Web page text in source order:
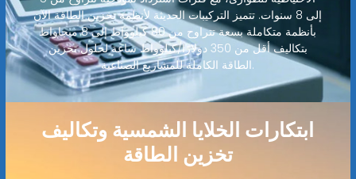
إلى 8 سنوات. تتميز التركيبات الحديثة لأنظمة تخزين الطاقة الآن
بأنظمة متكاملة بسعة تتراوح من 80 كيلوواط إلى 8 ميجاواط
بتكاليف أقل من 350 دولارًا/كيلوواط ساعة لحلول تخزين
الطاقة الكاملة للمشاريع الصناعية.
ابتكارات الخلايا الشمسية وتكاليف
تخزين الطاقة